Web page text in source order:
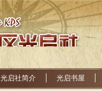
光启社简介 光启书屋